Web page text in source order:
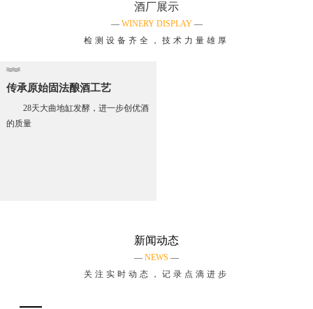
酒厂展示
— WINERY DISPLAY—
检测设备齐全，技术力量雄厚
传承原始固法酿酒工艺
28天大曲地缸发酵，进一步创优酒
的质量
新闻动态
— NEWS —
关注实时动态，记录点滴进步